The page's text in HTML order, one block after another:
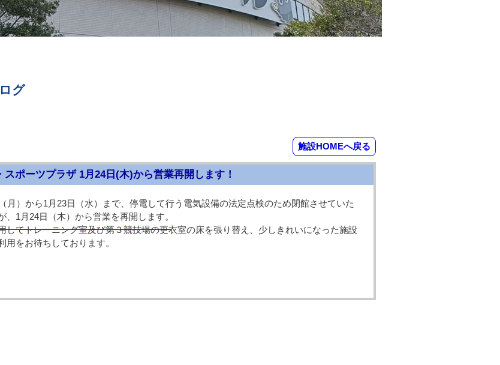
グ
施設HOMEへ戻る
スポーツプラザ 1月24日(木)から営業再開します！
月）から1月23日（水）まで、停電して行う電気設備の法定点検のため閉館させていた
、1月24日（木）から営業を再開します。
してトレーニング室及び第３競技場の更衣室の床を張り替え、少しきれいになった施設
用をお待ちしております。